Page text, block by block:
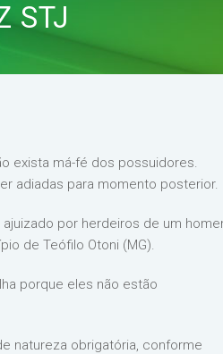
STJ
exista má-fé dos possuidores.
adiadas para momento posterior.
por herdeiros de um
de Teófilo Otoni (MG).
porque eles não estão
natureza obrigatória, conforme